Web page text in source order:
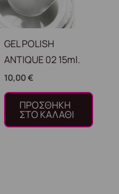
GEL POLISH
ANTIQUE 02 15ml.
10,00€
ΠΡΟΣΘΉΚΗ
ΣΤΟ ΚΑΛΆΘΙ